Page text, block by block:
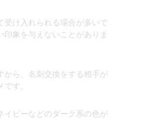
受け入れられる場合が多いで
象を与えないことがありま
から、名刺交換をする相手が
す。
イビーなどのダーク系の色が